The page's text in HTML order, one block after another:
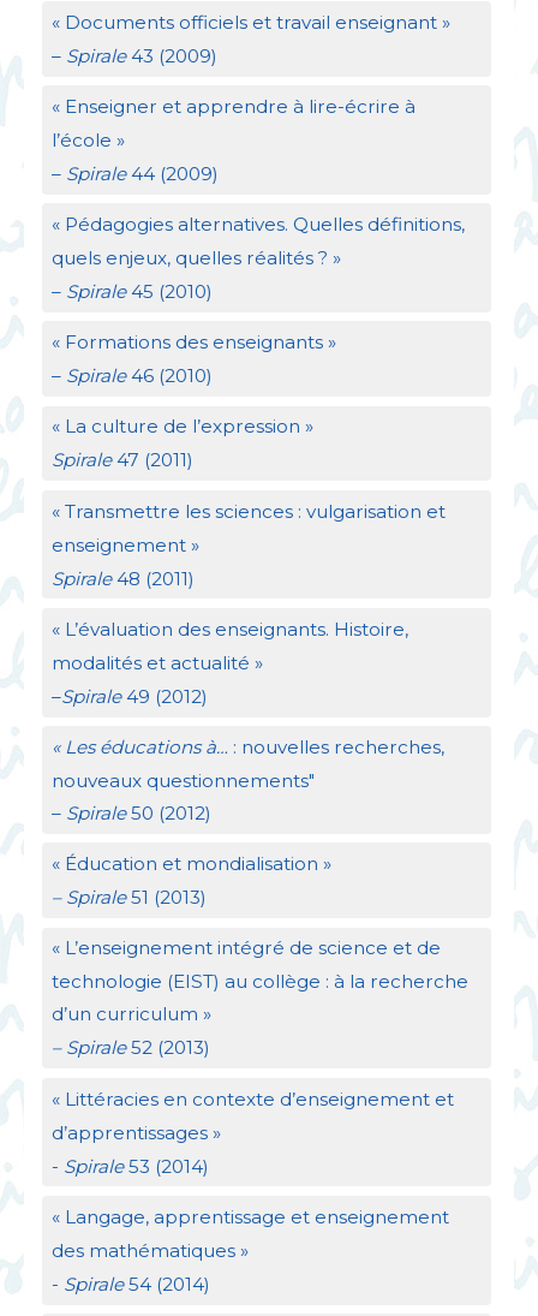
« Documents officiels et travail enseignant »
– Spirale43 (2009)
« Enseigner et apprendre à lire-écrire à
l’école »
– Spirale44 (2009)
« Pédagogies alternatives. Quelles définitions,
quels enjeux, quelles réalités ? »
– Spirale45 (2010)
« Formations des enseignants »
– Spirale46 (2010)
« La culture de l’expression »
Spirale47 (2011)
« Transmettre les sciences : vulgarisation et
enseignement »
Spirale48 (2011)
« L’évaluation des enseignants. Histoire,
modalités et actualité »
–Spirale49 (2012)
« Les éducations à… : nouvelles recherches,
nouveaux questionnements"
– Spirale50 (2012)
« Éducation et mondialisation »
– Spirale51 (2013)
« L’enseignement intégré de science et de
technologie (EIST) au collège : à la recherche
d’un curriculum »
– Spirale52 (2013)
« Littéracies en contexte d’enseignement et
d’apprentissages »
- Spirale53 (2014)
« Langage, apprentissage et enseignement
des mathématiques »
- Spirale54 (2014)